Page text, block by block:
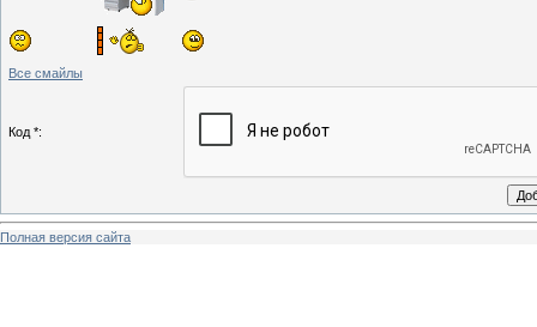
Все смайлы
Код *:
Полная версия сайта